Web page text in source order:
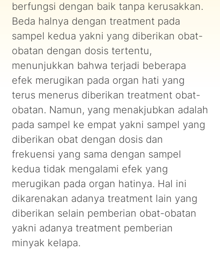
berfungsi dengan baik tanpa kerusakkan.
Beda halnya dengan treatment pada
sampel kedua yakni yang diberikan obat-
obatan dengan dosis tertentu,
menunjukkan bahwa terjadi beberapa
efek merugikan pada organ hati yang
terus menerus diberikan treatment obat-
obatan. Namun, yang menakjubkan adalah
pada sampel ke empat yakni sampel yang
diberikan obat dengan dosis dan
frekuensi yang sama dengan sampel
kedua tidak mengalami efek yang
merugikan pada organ hatinya. Hal ini
dikarenakan adanya treatment lain yang
diberikan selain pemberian obat-obatan
yakni adanya treatment pemberian
minyak kelapa.